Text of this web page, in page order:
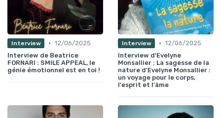
Interview • 12/06/2025
Interview de Beatrice
FORNARI : SMILE APPEAL, le
génie émotionnel est en toi !
Interview • 12/06/2025
Interview d'Evelyne
Monsallier : La sagesse de la
nature d'Evelyne Monsallier :
un voyage pour le corps,
l'esprit et l'âme